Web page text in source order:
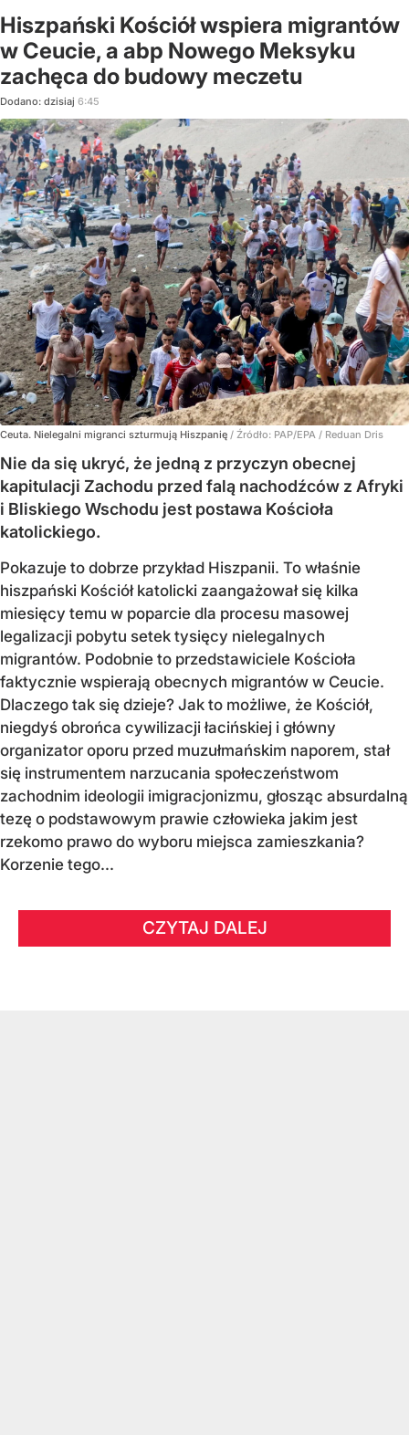
Hiszpański Kościół wspiera migrantów
w Ceucie, a abp Nowego Meksyku
zachęca do budowy meczetu
Dodano: dzisiaj 6:45
Ceuta. Nielegalni migranci szturmują Hiszpanię / Źródło: PAP/EPA / Reduan Dris
Nie da się ukryć, że jedną z przyczyn obecnej
kapitulacji Zachodu przed falą nachodźców z Afryki
i Bliskiego Wschodu jest postawa Kościoła
katolickiego.
Pokazuje to dobrze przykład Hiszpanii. To właśnie
hiszpański Kościół katolicki zaangażował się kilka
miesięcy temu w poparcie dla procesu masowej
legalizacji pobytu setek tysięcy nielegalnych
migrantów. Podobnie to przedstawiciele Kościoła
faktycznie wspierają obecnych migrantów w Ceucie.
Dlaczego tak się dzieje? Jak to możliwe, że Kościół,
niegdyś obrońca cywilizacji łacińskiej i główny
organizator oporu przed muzułmańskim naporem, stał
się instrumentem narzucania społeczeństwom
zachodnim ideologii imigracjonizmu, głosząc absurdalną
tezę o podstawowym prawie człowieka jakim jest
rzekomo prawo do wyboru miejsca zamieszkania?
Korzenie tego...
CZYTAJ DALEJ